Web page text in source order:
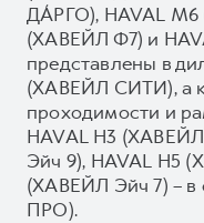
ДА́РГО), HAVAL М6
(ХАВЕЙЛ Ф7) и
представлены в
(ХАВЕЙЛ СИТИ), а
проходимости и
HAVAL H3
Эйч 9), HAVAL H5
(ХАВЕЙЛ Эйч 7) – в
ПРО).